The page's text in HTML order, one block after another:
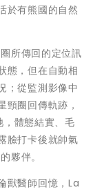
於有熊國的自然
所傳回的定位訊
態，但在自動相
；從監測影像中
頸圈回傳軌跡，
體態結實、毛
臉打卡後就帥氣
夥伴。
獸醫師回憶，La